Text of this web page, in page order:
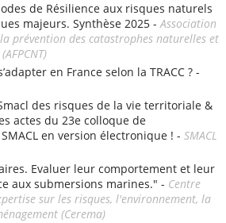
de Résilience aux risques naturels
majeurs. Synthèse 2025 -Association
prévention des catastrophes naturelles et
en France selon la TRACC ? -
des risques de la vie territoriale &
actes du 23e colloque de
en version électronique ! - SMACL
Evaluer leur comportement et leur
aux submersions marines." - Centre
sur les risques, l'environnement, la
(Cerema)